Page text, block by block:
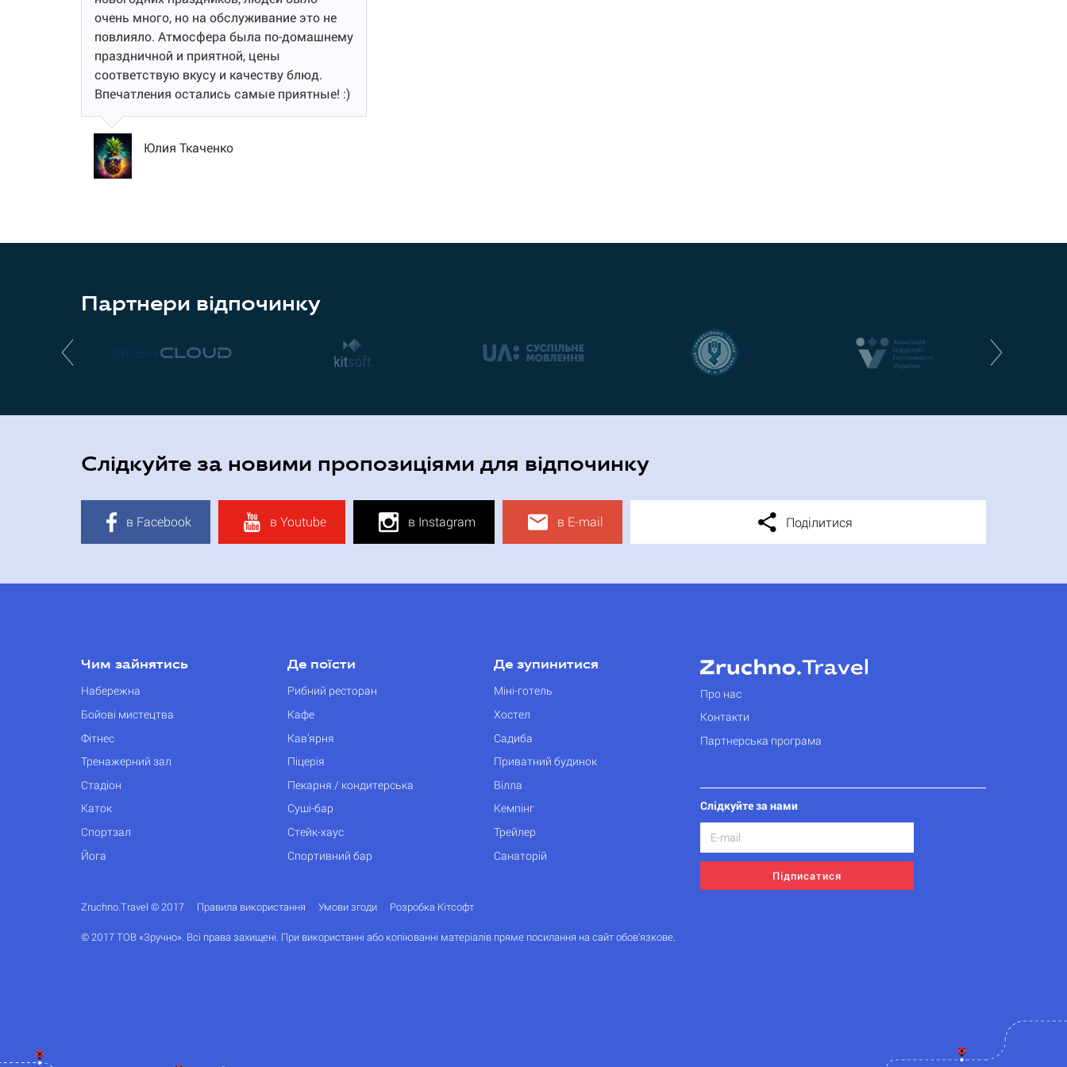
очень много, но на обслуживание это не
повлияло. Атмосфера была по-домашнему
праздничной и приятной, цены
соответствую вкусу и качеству блюд.
Впечатления остались самые приятные! :)
Юлия Ткаченко
Партнери відпочинку
Слідкуйте за новими пропозиціями для відпочинку
в Facebook в Youtube в Instagram в E-mail Поділитися
Чим зайнятись
Набережна
Бойові мистецтва
Фітнес
Тренажерний зал
Стадіон
Каток
Спортзал
Йога
Де поїсти
Рибний ресторан
Кафе
Кав’ярня
Піцерія
Пекарня / кондитерська
Суші-бар
Стейк-хаус
Спортивний бар
Де зупинитися
Міні-готель
Хостел
Садиба
Приватний будинок
Вілла
Кемпінг
Трейлер
Санаторій
Про нас
Контакти
Партнерська програма
Слідкуйте за нами
Підписатися
Zruchno.Travel © 2017 Правила використання Умови згоди Розробка Кітсофт
© 2017 ТОВ «Зручно». Всі права захищені. При використанні або копіюванні матеріалів пряме посилання на сайт обов'язкове.